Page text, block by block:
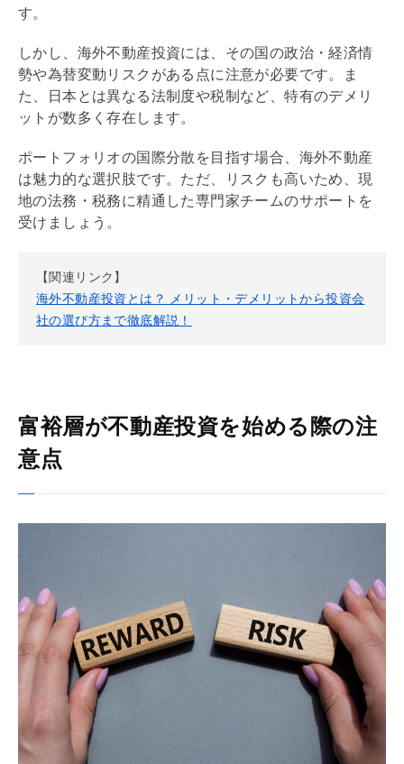
す。
しかし、海外不動産投資には、その国の政治・経済情
勢や為替変動リスクがある点に注意が必要です。ま
た、日本とは異なる法制度や税制など、特有のデメリ
ットが数多く存在します。
ポートフォリオの国際分散を目指す場合、海外不動産
は魅力的な選択肢です。ただ、リスクも高いため、現
地の法務・税務に精通した専門家チームのサポートを
受けましょう。
【関連リンク】
海外不動産投資とは？ メリット・デメリットから投資会
社の選び方まで徹底解説！
富裕層が不動産投資を始める際の注
意点